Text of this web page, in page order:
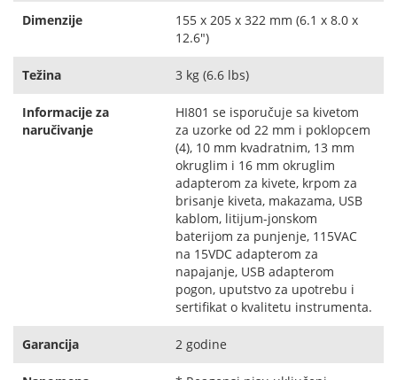
Dimenzije
155 x 205 x 322 mm (6.1 x 8.0 x
12.6")
Težina 3 kg (6.6 lbs)
Informacije za
naručivanje
HI801 se isporučuje sa kivetom
za uzorke od 22 mm i poklopcem
(4), 10 mm kvadratnim, 13 mm
okruglim i 16 mm okruglim
adapterom za kivete, krpom za
brisanje kiveta, makazama, USB
kablom, litijum-jonskom
baterijom za punjenje, 115VAC
na 15VDC adapterom za
napajanje, USB adapterom
pogon, uputstvo za upotrebu i
sertifikat o kvalitetu instrumenta.
Garancija 2 godine